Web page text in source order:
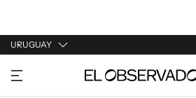
URUGUAY
URUGUAY